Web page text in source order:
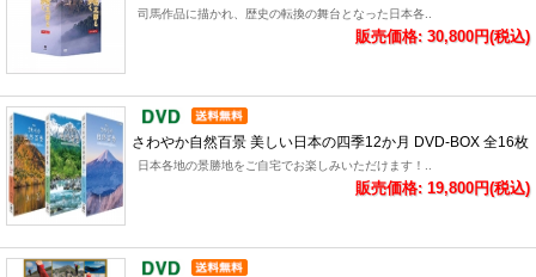
司馬作品に描かれ、歴史の転換の舞台となった日本各..
販売価格: 30,800円(税込)
さわやか自然百景 美しい日本の四季12か月 DVD-BOX 全16枚
日本各地の景勝地をご自宅でお楽しみいただけます！..
販売価格: 19,800円(税込)